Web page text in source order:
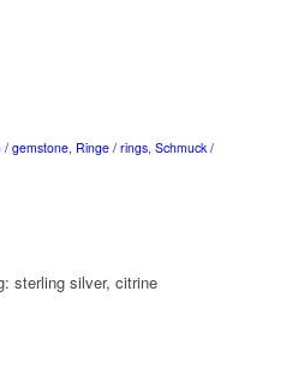
/ gemstone, Ringe / rings, Schmuck /
sterling silver, citrine